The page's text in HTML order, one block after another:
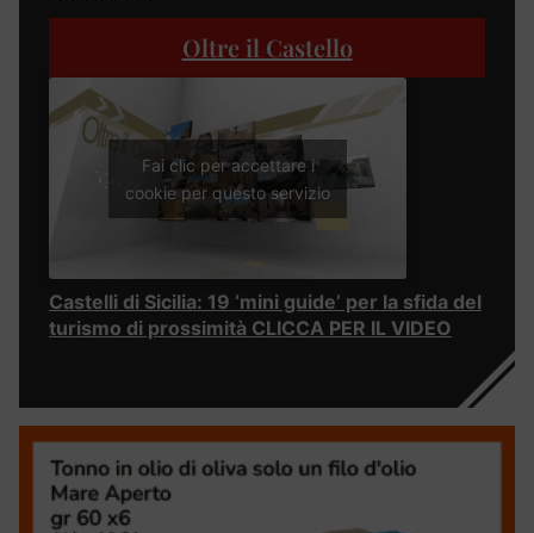
Oltre il Castello
Fai clic per accettare i
cookie per questo servizio
Castelli di Sicilia: 19 ‘mini guide’ per la sfida del
turismo di prossimità CLICCA PER IL VIDEO